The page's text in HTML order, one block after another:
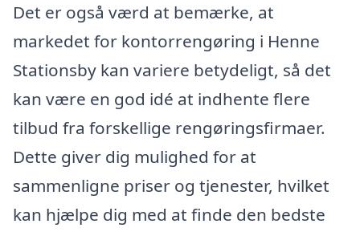
Det er også værd at bemærke, at
markedet for kontorrengøring i Henne
Stationsby kan variere betydeligt, så det
kan være en god idé at indhente flere
tilbud fra forskellige rengøringsfirmaer.
Dette giver dig mulighed for at
sammenligne priser og tjenester, hvilket
kan hjælpe dig med at finde den bedste